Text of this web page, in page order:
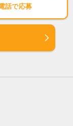
話で応募